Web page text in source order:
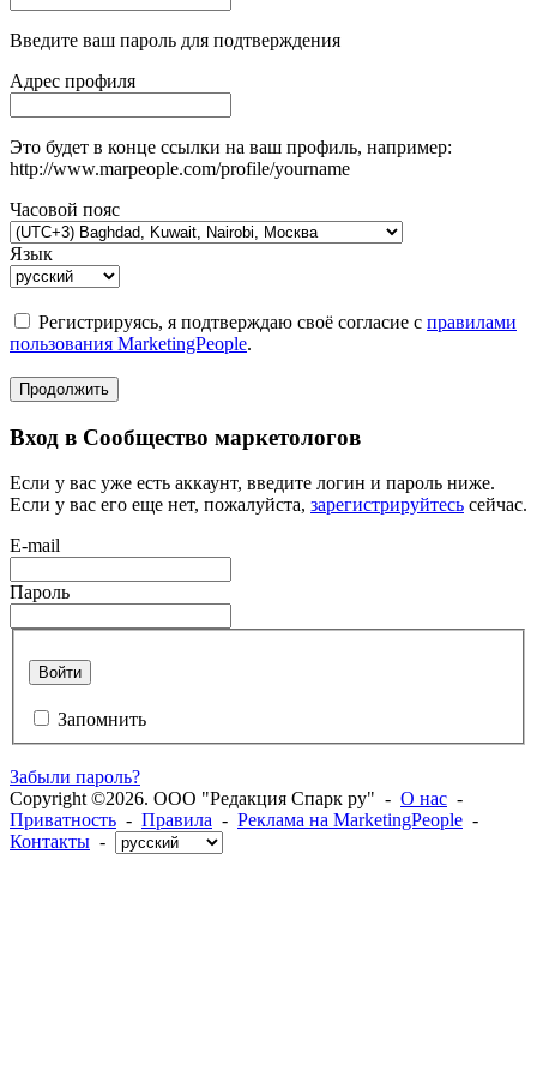
Введите ваш пароль для подтверждения
Адрес профиля
Это будет в конце ссылки на ваш профиль, например:
http://www.marpeople.com/profile/yourname
Часовой пояс
Язык
Регистрируясь, я подтверждаю своё согласие с правилами
пользования MarketingPeople.
Продолжить
Вход в Сообщество маркетологов
Если у вас уже есть аккаунт, введите логин и пароль ниже.
Если у вас его еще нет, пожалуйста, зарегистрируйтесь сейчас.
E-mail
Пароль
Войти
Запомнить
Забыли пароль?
Copyright ©2026. ООО "Редакция Спарк ру" - О нас -
Приватность - Правила - Реклама на MarketingPeople -
Контакты -